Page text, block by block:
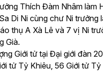
Thích Đàm Nhâm làm
Di Ni cùng chư Ni trưởng
thụ A Xà Lê và 7 vị Ni
Già.
Giới tử tại Đại giới đàn
tử Tỷ Khiêu, 56 Giới tử